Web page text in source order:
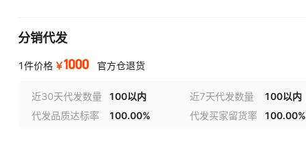
分销代发
1件价格 ￥1000 官方仓退货
近30天代发数量 100以内 近7天代发数量 100以内
代发品质达标率
100.00% 代发买家留货率 100.00%